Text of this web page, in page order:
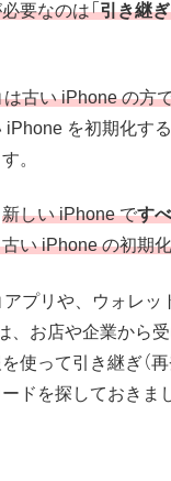
要なのは「引き継
は古い iPhone の方
iPhone を初期化す
。
新しい iPhone です
い iPhone の初期
アプリや、ウォレッ
、お店や企業から
使って引き継ぎ（
ドを探しておきま